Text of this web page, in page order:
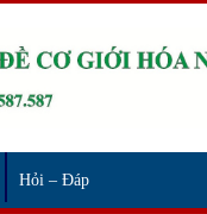
Hỏi – Đáp